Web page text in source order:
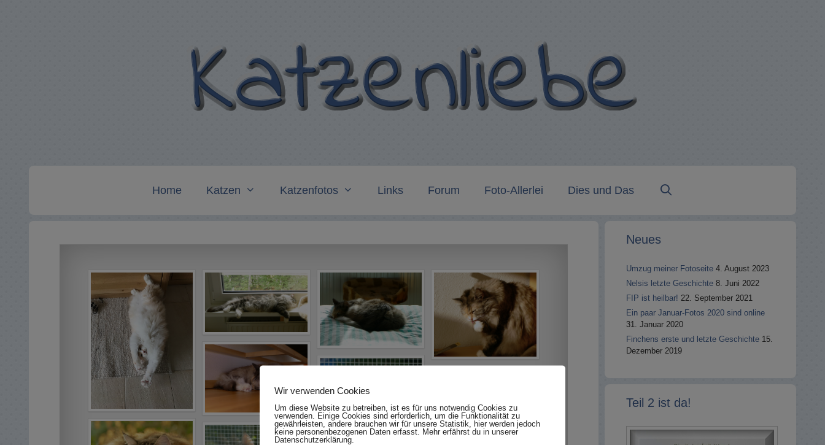
Home Katzen Katzenfotos Links Forum Foto-Allerlei Dies und Das
Neues
Umzug meiner Fotoseite 4. August 2023
Nelsis letzte Geschichte 8. Juni 2022
FIP ist heilbar! 22. September 2021
Ein paar Januar-Fotos 2020 sind online
31. Januar 2020
Finchens erste und letzte Geschichte 15.
Dezember 2019
Teil 2 ist da!
Wir verwenden Cookies
Um diese Website zu betreiben, ist es für uns notwendig Cookies zu
verwenden. Einige Cookies sind erforderlich, um die Funktionalität zu
gewährleisten, andere brauchen wir für unsere Statistik, hier werden jedoch
keine personenbezogenen Daten erfasst. Mehr erfährst du in unserer
Datenschutzerklärung.